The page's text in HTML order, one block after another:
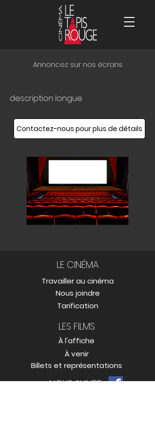
Annoncez sur nos écrans
description longue
Contactez-nous pour plus de détails
LE CINÉMA
Travailler au cinéma
Nous joindre
Tarification
LES FILMS
À l'affiche
À venir
Billets et représentations
NOUS SUIVRE